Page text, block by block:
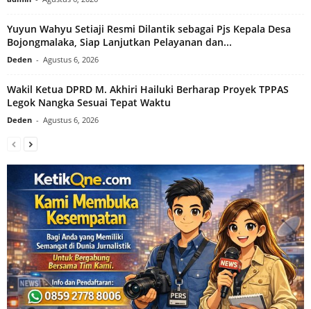
Yuyun Wahyu Setiaji Resmi Dilantik sebagai Pjs Kepala Desa
Bojongmalaka, Siap Lanjutkan Pelayanan dan...
Deden - Agustus 6, 2026
Wakil Ketua DPRD M. Akhiri Hailuki Berharap Proyek TPPAS
Legok Nangka Sesuai Tepat Waktu
Deden - Agustus 6, 2026